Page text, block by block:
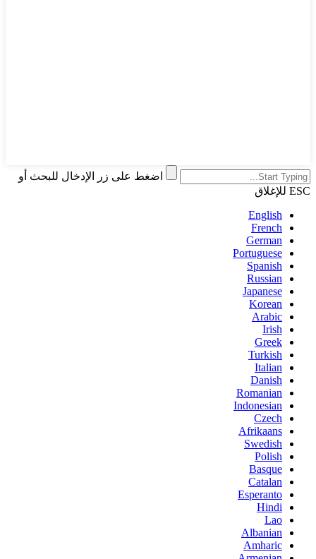
اضغط على زر الإدخال للبحث أو
ESC للإغلاق
English
French
German
Portuguese
Spanish
Russian
Japanese
Korean
Arabic
Irish
Greek
Turkish
Italian
Danish
Romanian
Indonesian
Czech
Afrikaans
Swedish
Polish
Basque
Catalan
Esperanto
Hindi
Lao
Albanian
Amharic